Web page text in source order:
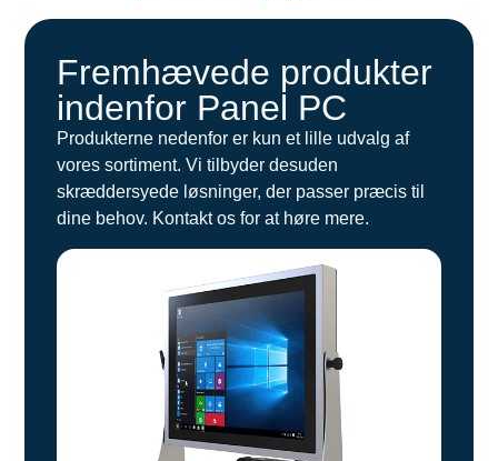
Fremhævede produkter
indenfor Panel PC
Produkterne nedenfor er kun et lille udvalg af
vores sortiment. Vi tilbyder desuden
skræddersyede løsninger, der passer præcis til
dine behov. Kontakt os for at høre mere.